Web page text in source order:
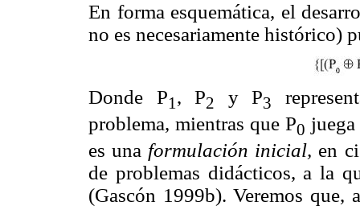
En forma esquemática, el
no es necesariamente histórico)
Donde P1 , P2 y P3
problema, mientras que P0
es una formulación inicial, en
de problemas didácticos, a la
(Gascón 1999b). Veremos que,